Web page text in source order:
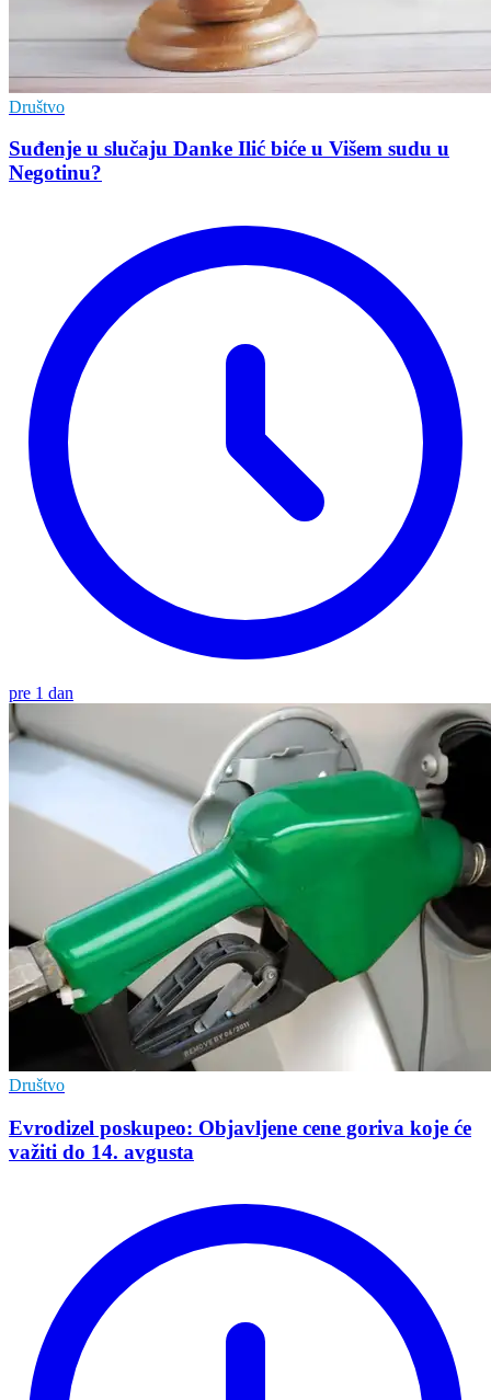
Društvo
Suđenje u slučaju Danke Ilić biće u Višem sudu u
Negotinu?
pre 1 dan
Društvo
Evrodizel poskupeo: Objavljene cene goriva koje će
važiti do 14. avgusta